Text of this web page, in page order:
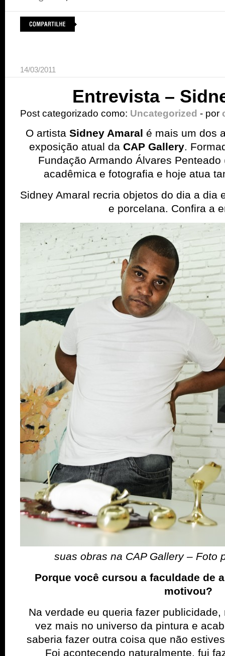
14/03/2011
Entrevista –
Post categorizado como: Uncategorized - por
O artista Sidney Amaral é mais um dos
exposição atual da CAP Gallery.
Fundação Armando Álvares
acadêmica e fotografia e hoje atua
Sidney Amaral recria objetos do dia a dia
e porcelana. Confira a
suas obras na CAP Gallery – Foto
Porque você cursou a faculdade de
motivou?
Na verdade eu queria fazer
vez mais no universo da pintura e
saberia fazer outra coisa que não
Foi acontecendo naturalmente, fui